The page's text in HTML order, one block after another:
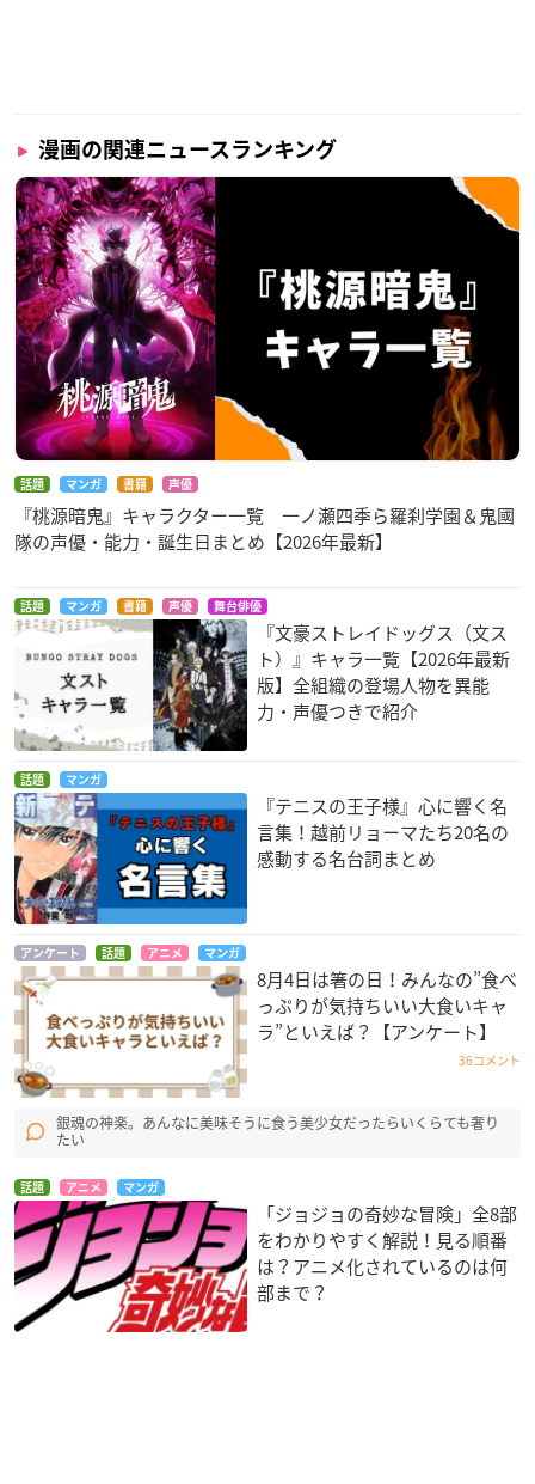
漫画の関連ニュースランキング
話題 マンガ 書籍 声優
『桃源暗鬼』キャラクター一覧 一ノ瀬四季ら羅刹学園＆鬼國
隊の声優・能力・誕生日まとめ【2026年最新】
話題 マンガ 書籍 声優 舞台俳優
『文豪ストレイドッグス（文ス
ト）』キャラ一覧【2026年最新
版】全組織の登場人物を異能
力・声優つきで紹介
話題 マンガ
『テニスの王子様』心に響く名
言集！越前リョーマたち20名の
感動する名台詞まとめ
アンケート 話題 アニメ マンガ
8月4日は箸の日！みんなの”食べ
っぷりが気持ちいい大食いキャ
ラ”といえば？【アンケート】
36コメント
銀魂の神楽。あんなに美味そうに食う美少女だったらいくらても奢り
たい
話題 アニメ マンガ
「ジョジョの奇妙な冒険」全8部
をわかりやすく解説！見る順番
は？アニメ化されているのは何
部まで？